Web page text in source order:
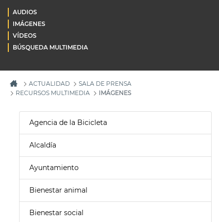
AUDIOS
IMÁGENES
VÍDEOS
BÚSQUEDA MULTIMEDIA
ACTUALIDAD
SALA DE PRENSA
RECURSOS MULTIMEDIA
IMÁGENES
Agencia de la Bicicleta
Alcaldía
Ayuntamiento
Bienestar animal
Bienestar social